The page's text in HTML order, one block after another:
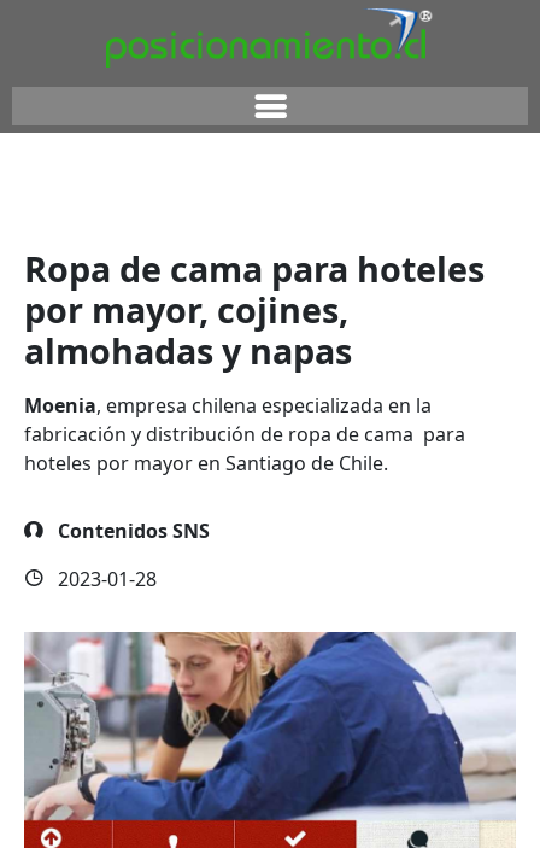
Ropa de cama para hoteles
por mayor, cojines,
almohadas y napas
Moenia, empresa chilena especializada en la
fabricación y distribución de ropa de cama para
hoteles por mayor en Santiago de Chile.
Contenidos SNS
2023-01-28